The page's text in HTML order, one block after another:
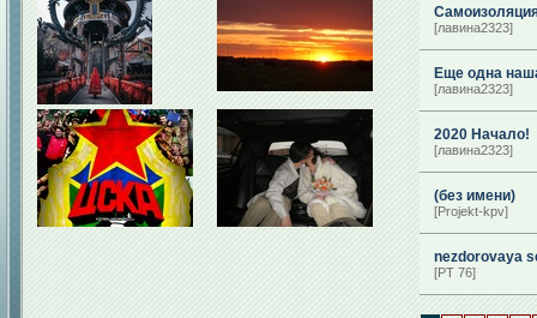
[лавина2323]
Еще одна
[лавина2323]
2020 Начало!
[лавина2323]
(без имени)
[Projekt-kpv]
nezdorovaya
[PT 76]